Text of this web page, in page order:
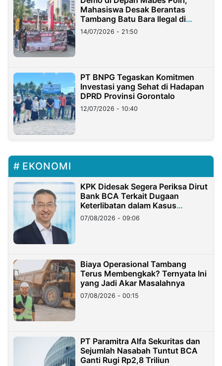
Mahasiswa Desak Berantas
Tambang Batu Bara Ilegal di
Lampung
14/07/2026 - 21:50
PT BNPG Tegaskan Komitmen
Investasi yang Sehat di Hadapan
DPRD Provinsi Gorontalo
12/07/2026 - 10:40
EKONOMI
KPK Didesak Segera Periksa Dirut
Bank BCA Terkait Dugaan
Keterlibatan dalam Kasus
Hilangnya Dana Nasabah Rp2,58
Miliar
07/08/2026 - 09:06
Biaya Operasional Tambang
Terus Membengkak? Ternyata Ini
yang Jadi Akar Masalahnya
07/08/2026 - 00:15
PT Paramitra Alfa Sekuritas dan
Sejumlah Nasabah Tuntut BCA
Ganti Rugi Rp2,8 Triliun